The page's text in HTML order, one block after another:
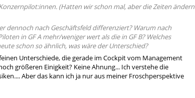
(Hatten wir schon mal, aber die Zeiten ändern
dennoch nach Geschäftsfeld differenziert? Warum nach
in GF A mehr/weniger wert als die in GF B? Welches
schon so ähnlich, was wäre der Unterschied?
Unterschiede, die gerade im Cockpit vom Management
größeren Einigkeit? Keine Ahnung... Ich verstehe die
Aber das kann ich ja nur aus meiner Froschperspektive